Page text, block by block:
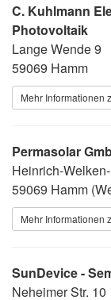
C. Kuhlmann
Photovoltaik
Lange Wende 9
59069 Hamm
Mehr Informationen
Permasolar
Heinrich-
59069 Hamm
Mehr Informationen
SunDevice -
Neheimer Str. 10